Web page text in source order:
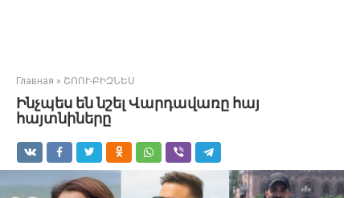
Главная » ՇՈՈՒ-ԲԻԶՆԵՍ
Ինչպես են նշել Վարդավառը հայ
հայտնիները